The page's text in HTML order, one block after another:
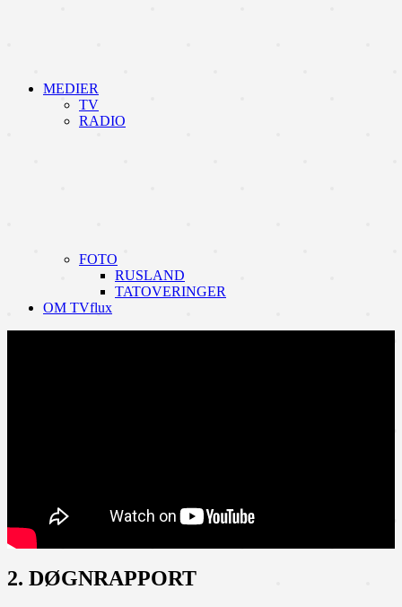
MEDIER
TV
RADIO
FOTO
RUSLAND
TATOVERINGER
OM TVflux
2. DØGNRAPPORT